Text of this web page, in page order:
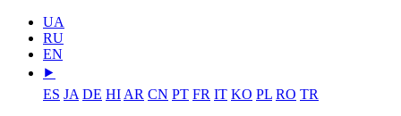
UA
RU
EN
⯈
ES JA DE HI AR CN PT FR IT KO PL RO TR